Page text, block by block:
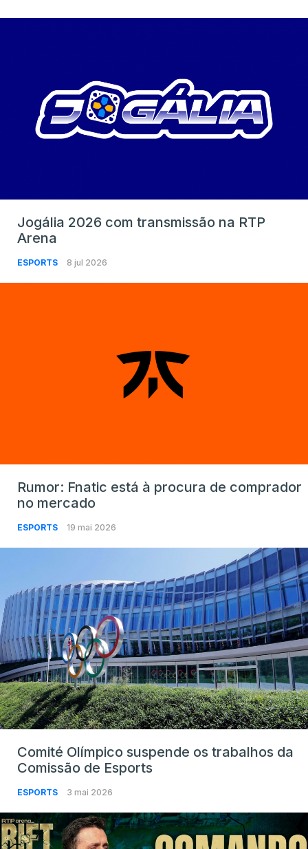
Jogália 2026 com transmissão na RTP
Arena
ESPORTS 8 jul 2026
Rumor: Fnatic está à procura de comprador
no mercado
ESPORTS 19 mai 2026
Comité Olímpico suspende os trabalhos da
Comissão de Esports
ESPORTS 3 mai 2026